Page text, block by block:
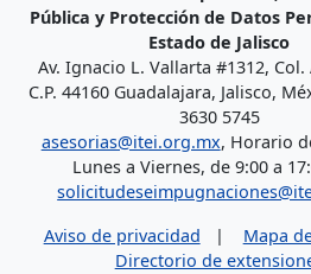
Pública y Protección de Datos
Estado de Jalisco
Av. Ignacio L. Vallarta #1312, Col.
C.P. 44160 Guadalajara, Jalisco,
3630 5745
asesorias@itei.org.mx, Horario
Lunes a Viernes, de 9:00 a
Aviso de privacidad | Mapa
Directorio de